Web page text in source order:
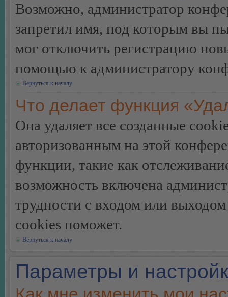
Возможно, администратор
запретил имя, под которым вы
мог отключить регистрацию
помощью к администратору
Вернуться к началу
Что делает функция
Она удаляет все созданные
авторизованным на этой
функции, такие как
возможность включена
трудности с входом или
cookies поможет.
Вернуться к началу
Параметры и